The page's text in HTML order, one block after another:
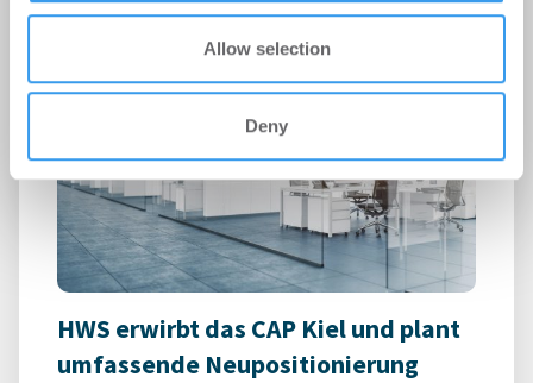
Allow selection
Deny
HWS erwirbt das CAP Kiel und plant
umfassende Neupositionierung